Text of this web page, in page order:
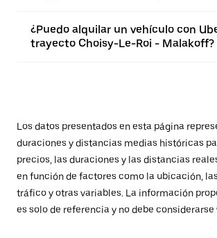
¿Puedo alquilar un vehículo con
trayecto Choisy-Le-Roi - Malakoff?
Los datos presentados en esta página
duraciones y distancias medias históricas
precios, las duraciones y las distancias
en función de factores como la ubicación,
tráfico y otras variables. La información
es solo de referencia y no debe